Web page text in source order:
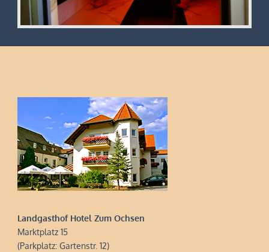
Landgasthof Hotel Zum Ochsen
Marktplatz 15
(Parkplatz: Gartenstr. 12)